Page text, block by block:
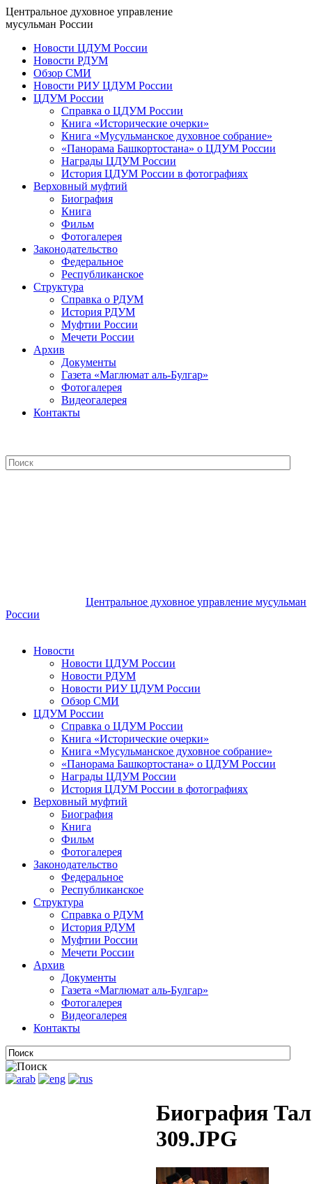
Центральное духовное управление
мусульман России
Новости ЦДУМ России
Новости РДУМ
Обзор СМИ
Новости РИУ ЦДУМ России
ЦДУМ России
Справка о ЦДУМ России
Книга «Исторические очерки»
Книга «Мусульманское духовное собрание»
«Панорама Башкортостана» о ЦДУМ России
Награды ЦДУМ России
История ЦДУМ России в фотографиях
Верховный муфтий
Биография
Книга
Фильм
Фотогалерея
Законодательство
Федеральное
Республиканское
Структура
Справка о РДУМ
История РДУМ
Муфтии России
Мечети России
Архив
Документы
Газета «Маглюмат аль-Булгар»
Фотогалерея
Видеогалерея
Контакты
Центральное духовное управление мусульман
России
Новости
Новости ЦДУМ России
Новости РДУМ
Новости РИУ ЦДУМ России
Обзор СМИ
ЦДУМ России
Справка о ЦДУМ России
Книга «Исторические очерки»
Книга «Мусульманское духовное собрание»
«Панорама Башкортостана» о ЦДУМ России
Награды ЦДУМ России
История ЦДУМ России в фотографиях
Верховный муфтий
Биография
Книга
Фильм
Фотогалерея
Законодательство
Федеральное
Республиканское
Структура
Справка о РДУМ
История РДУМ
Муфтии России
Мечети России
Архив
Документы
Газета «Маглюмат аль-Булгар»
Фотогалерея
Видеогалерея
Контакты
Биография
309.JPG